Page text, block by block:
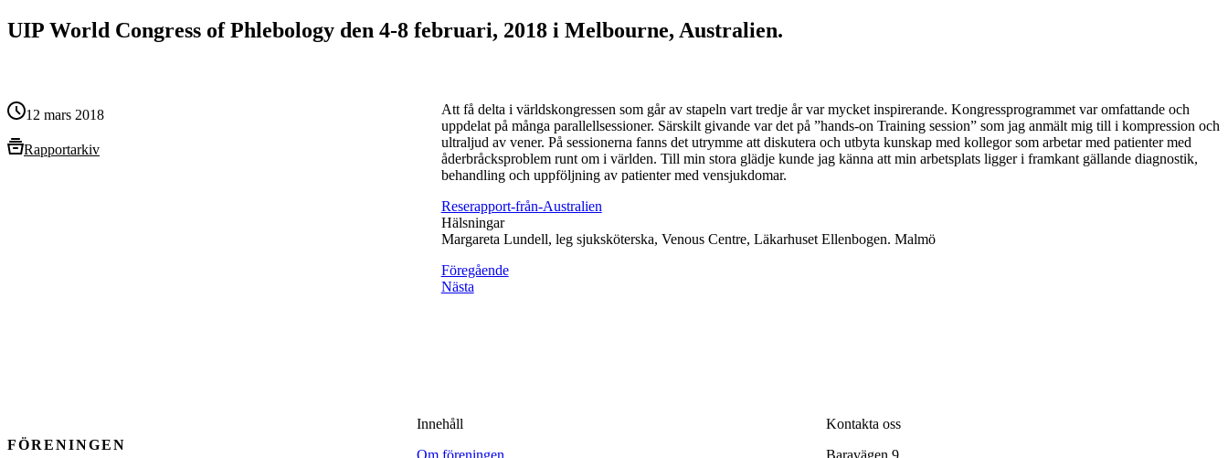
UIP World Congress of Phlebology den 4-8 februari, 2018 i Melbourne, Australien.
12 mars 2018
Rapportarkiv
Att få delta i världskongressen som går av stapeln vart tredje år var mycket inspirerande. Kongressprogrammet var omfattande och
uppdelat på många parallellsessioner. Särskilt givande var det på ”hands-on Training session” som jag anmält mig till i kompression och
ultraljud av vener. På sessionerna fanns det utrymme att diskutera och utbyta kunskap med kollegor som arbetar med patienter med
åderbråcksproblem runt om i världen. Till min stora glädje kunde jag känna att min arbetsplats ligger i framkant gällande diagnostik,
behandling och uppföljning av patienter med vensjukdomar.
Reserapport-från-Australien
Hälsningar
Margareta Lundell, leg sjuksköterska, Venous Centre, Läkarhuset Ellenbogen. Malmö
Föregående
Nästa
FÖRENINGEN
Innehåll
Om föreningen
Kontakta oss
Baravägen 9